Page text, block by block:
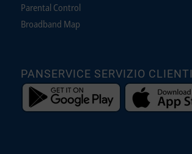
Parental Control
Broadband Map
PANSERVICE SERVIZIO CLIENTI